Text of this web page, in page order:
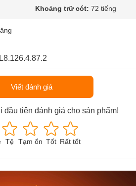
Khoảng trữ cót: 72 tiếng
Viết đánh giá
tiên đánh giá cho sản phẩm!
Tệ Tạm ổn Tốt Rất tốt
Casio Nam MTS-